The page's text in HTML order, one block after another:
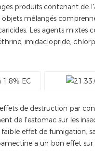
produits contenant de
mélangés
Les agents mixtes
imidaclopride,
de destruction par
de l'estomac sur les
faible effet de fumigation,
a un bon effet sur